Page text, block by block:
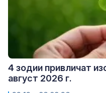
4 зодии привличат
август 2026 г.